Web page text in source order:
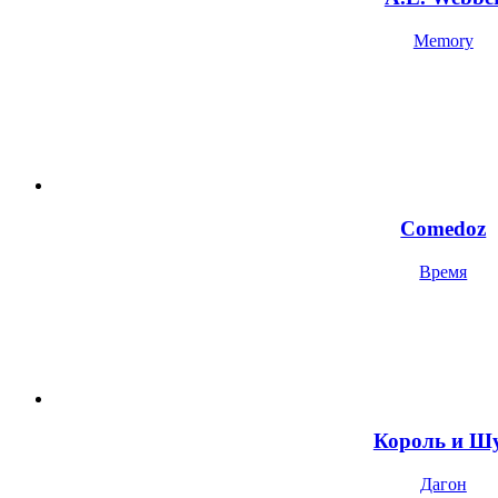
Memory
Comedoz
Время
Король и
Дагон